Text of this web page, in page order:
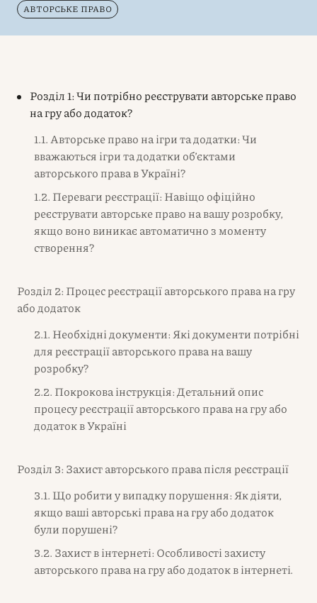
АВТОРСЬКЕ ПРАВО
Розділ 1: Чи потрібно реєструвати авторське право
на гру або додаток?
1.1. Авторське право на ігри та додатки: Чи
вважаються ігри та додатки об’єктами
авторського права в Україні?
1.2. Переваги реєстрації: Навіщо офіційно
реєструвати авторське право на вашу розробку,
якщо воно виникає автоматично з моменту
створення?
Розділ 2: Процес реєстрації авторського права на гру
або додаток
2.1. Необхідні документи: Які документи потрібні
для реєстрації авторського права на вашу
розробку?
2.2. Покрокова інструкція: Детальний опис
процесу реєстрації авторського права на гру або
додаток в Україні
Розділ 3: Захист авторського права після реєстрації
3.1. Що робити у випадку порушення: Як діяти,
якщо ваші авторські права на гру або додаток
були порушені?
3.2. Захист в інтернеті: Особливості захисту
авторського права на гру або додаток в інтернеті.